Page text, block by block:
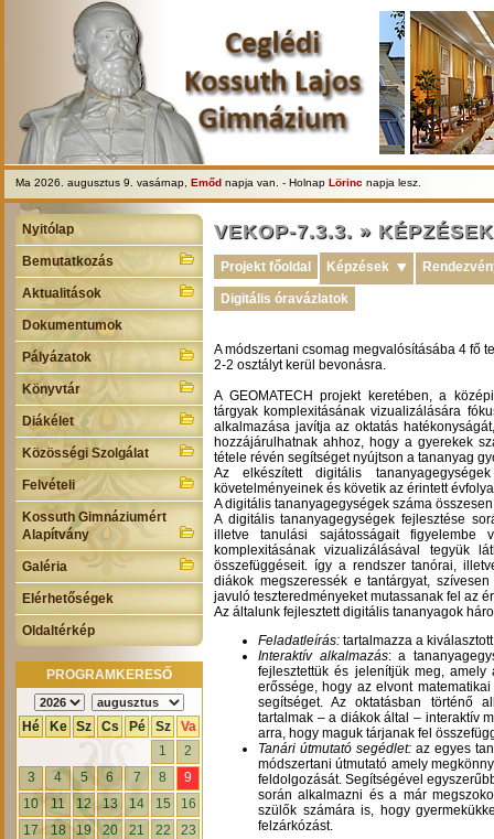
Ma 2026. augusztus 9. vasárnap, Emőd napja van. - Holnap Lörinc napja lesz.
Nyitólap
Bemutatkozás
Aktualitások
Dokumentumok
Pályázatok
Könyvtár
Diákélet
Közösségi Szolgálat
Felvételi
Kossuth Gimnáziumért
Alapítvány
Galéria
Elérhetőségek
Oldaltérkép
PROGRAMKERESŐ
Hé Ke Sz Cs Pé Sz
Va
1
2
3
4 5 6 7 8
9
10
11 12 13 14 15
16
17
18 19 20 21 22
23
VEKOP-7.3.3. »
Projekt főoldal Képzések ⯆
Digitális óravázlatok
A módszertani csomag megvalósításába 4 fő
2-2 osztályt kerül bevonásra.
A GEOMATECH projekt keretében, a
tárgyak komplexitásának vizualizálására
alkalmazása javítja az oktatás
hozzájárulhatnak ahhoz, hogy a gyerekek
tétele révén segítséget nyújtson a tananyag
Az elkészített digitális
követelményeinek és követik az érintett
A digitális tananyagegységek száma
A digitális tananyagegységek fejlesztése
illetve tanulási sajátosságait
komplexitásának vizualizálásával tegyük
összefüggéseit. így a rendszer tanórai,
diákok megszeressék e tantárgyat,
javuló teszteredményeket mutassanak fel az
Az általunk fejlesztett digitális tananyagok
Feladatleírás: tartalmazza a
Interaktív alkalmazás: a
fejlesztettük és jelenítjük meg,
erőssége, hogy az elvont
segítséget. Az oktatásban történő
tartalmak – a diákok által – interaktív
arra, hogy maguk tárjanak fel
Tanári útmutató segédlet: az egyes
módszertani útmutató amely
feldolgozását. Segítségével
során alkalmazni és a már
szülők számára is, hogy
felzárkózást.